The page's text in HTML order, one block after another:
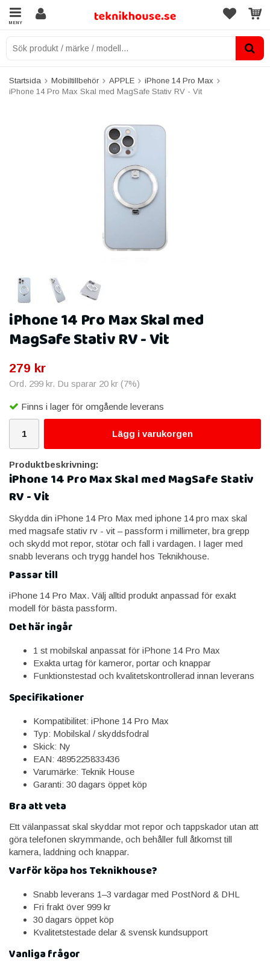
MENY
Startsida Mobiltillbehör APPLE
iPhone 14 Pro Max
iPhone 14 Pro Max Skal med MagSafe Stativ RV - Vit
iPhone 14 Pro Max Skal med
MagSafe Stativ RV - Vit
279 kr
Ord. 299 kr. Du sparar 20 kr (7%)
Finns i lager för omgående leverans
Lägg i varukorgen
Produktbeskrivning:
iPhone 14 Pro Max Skal med MagSafe Stativ
RV - Vit
Skydda din iPhone 14 Pro Max med iphone 14 pro max skal
med magsafe stativ rv - vit – passform i millimeter, bra grepp
och skydd mot repor, stötar och fall i vardagen. I lager med
snabb leverans och trygg handel hos Teknikhouse.
Passar till
iPhone 14 Pro Max. Välj alltid produkt anpassad för exakt
modell för bästa passform.
Det här ingår
1 st mobilskal anpassat för iPhone 14 Pro Max
Exakta urtag för kameror, portar och knappar
Funktionstestad och kvalitetskontrollerad innan leverans
Specifikationer
Kompatibilitet: iPhone 14 Pro Max
Typ: Mobilskal / skyddsfodral
Skick: Ny
EAN: 4895225833436
Varumärke: Teknik House
Garanti: 30 dagars öppet köp
Bra att veta
Ett välanpassat skal skyddar mot repor och tappskador utan att
göra telefonen skrymmande, och behåller full åtkomst till
kamera, laddning och knappar.
Varför köpa hos Teknikhouse?
Snabb leverans 1–3 vardagar med PostNord & DHL
Fri frakt över 999 kr
30 dagars öppet köp
Kvalitetstestade delar & svensk kundsupport
Vanliga frågor